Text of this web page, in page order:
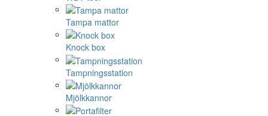
Tampa mattor
Knock box
Tampningsstation
Mjölkkannor